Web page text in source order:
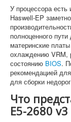
У процессора есть
Haswell-EP
полноценного
материнские
охлаждению VRM,
состоянию BIOS.
рекомендацией
для сборки
Что
E5-2680 v3